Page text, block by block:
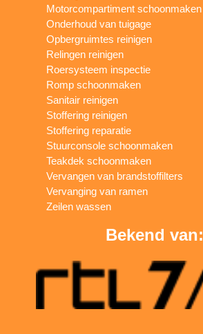
Motorcompartiment schoonmaken
Onderhoud van tuigage
Opbergruimtes reinigen
Relingen reinigen
Roersysteem inspectie
Romp schoonmaken
Sanitair reinigen
Stoffering reinigen
Stoffering reparatie
Stuurconsole schoonmaken
Teakdek schoonmaken
Vervangen van brandstoffilters
Vervanging van ramen
Zeilen wassen
Bekend van: